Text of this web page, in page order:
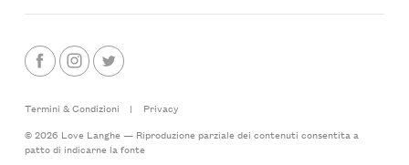
Termini & Condizioni |
Privacy
© 2026 Love Langhe — Riproduzione parziale dei contenuti consentita a
patto di indicarne la fonte